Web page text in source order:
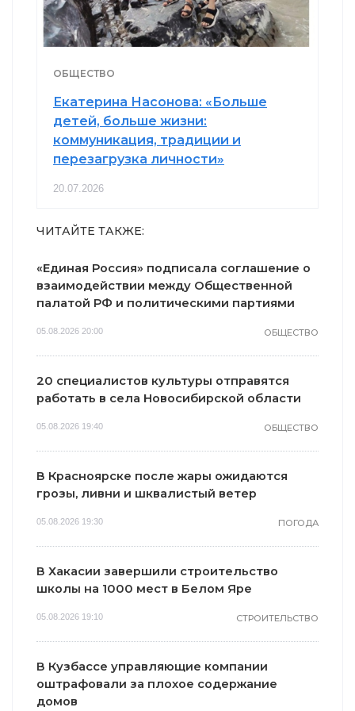
ОБЩЕСТВО
Екатерина Насонова: «Больше
детей, больше жизни:
коммуникация, традиции и
перезагрузка личности»
20.07.2026
ЧИТАЙТЕ ТАКЖЕ:
«Единая Россия» подписала соглашение о
взаимодействии между Общественной
палатой РФ и политическими партиями
05.08.2026 20:00 ОБЩЕСТВО
20 специалистов культуры отправятся
работать в села Новосибирской области
05.08.2026 19:40 ОБЩЕСТВО
В Красноярске после жары ожидаются
грозы, ливни и шквалистый ветер
05.08.2026 19:30 ПОГОДА
В Хакасии завершили строительство
школы на 1000 мест в Белом Яре
05.08.2026 19:10 СТРОИТЕЛЬСТВО
В Кузбассе управляющие компании
оштрафовали за плохое содержание
домов